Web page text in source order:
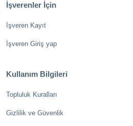
İşverenler İçin
İşveren Kayıt
İşveren Giriş yap
Kullanım Bilgileri
Topluluk Kuralları
Gizlilik ve Güvenlik